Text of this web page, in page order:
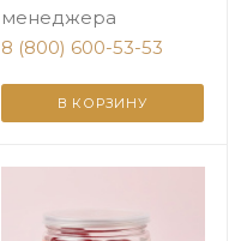
менеджера
8 (800) 600-53-53
В КОРЗИНУ